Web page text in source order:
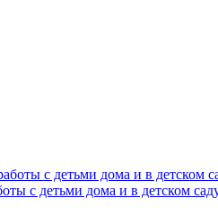
с детьми дома и в детском